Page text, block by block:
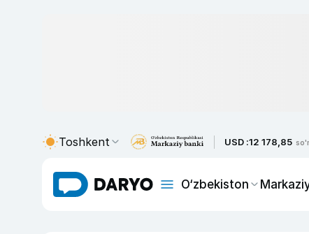
Toshkent USD :12 178,85
O‘zbekiston